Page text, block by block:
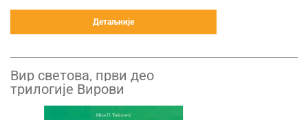
Детаљније
Вир светова, први део
трилогије Вирови